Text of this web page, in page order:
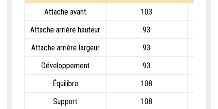
Attache avant
103
Attache arrière hauteur
93
Attache arrière largeur
93
Développement
93
Équilibre
108
Support
108